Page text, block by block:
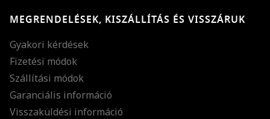
MEGRENDELÉSEK, KISZÁLLÍTÁS ÉS VISSZÁRUK
Gyakori kérdések
Fizetési módok
Szállítási módok
Garanciális információ
Visszaküldési információ